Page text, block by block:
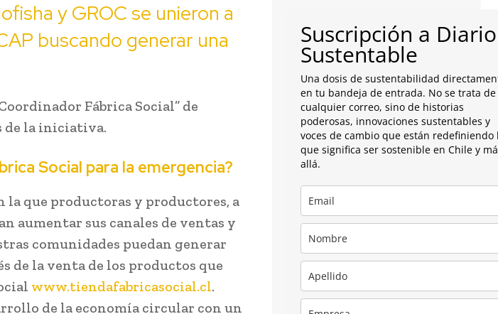
y GROC se unieron a
buscando generar una
Fábrica Social” de
de la iniciativa.
Social para la emergencia?
la que productoras y productores, a
aumentar sus canales de ventas y
comunidades puedan generar
de la venta de los productos que
www.tiendafabricasocial.cl.
de la economía circular con un
Suscripción a Diario
Sustentable
Una dosis de sustentabilidad
en tu bandeja de entrada. No se trata de
cualquier correo, sino de historias
poderosas, innovaciones sustentables y
voces de cambio que están redefiniendo
que significa ser sostenible en Chile y
allá.